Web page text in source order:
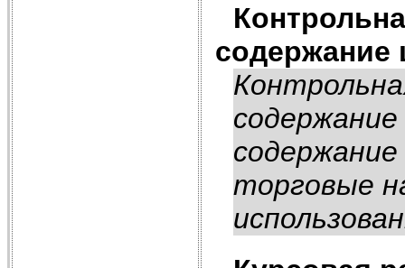
содержание
торговые